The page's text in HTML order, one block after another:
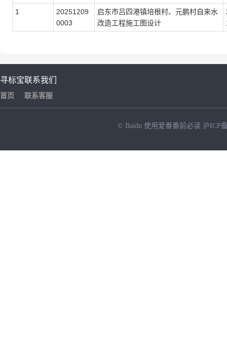
1
20251209
0003
启东市吕四港镇培根村、元鹏村自来水
改造工程施工图设计
寻标宝
首页
联系我们
联系客服
© Baidu 使用爱番番前必读 沪ICP